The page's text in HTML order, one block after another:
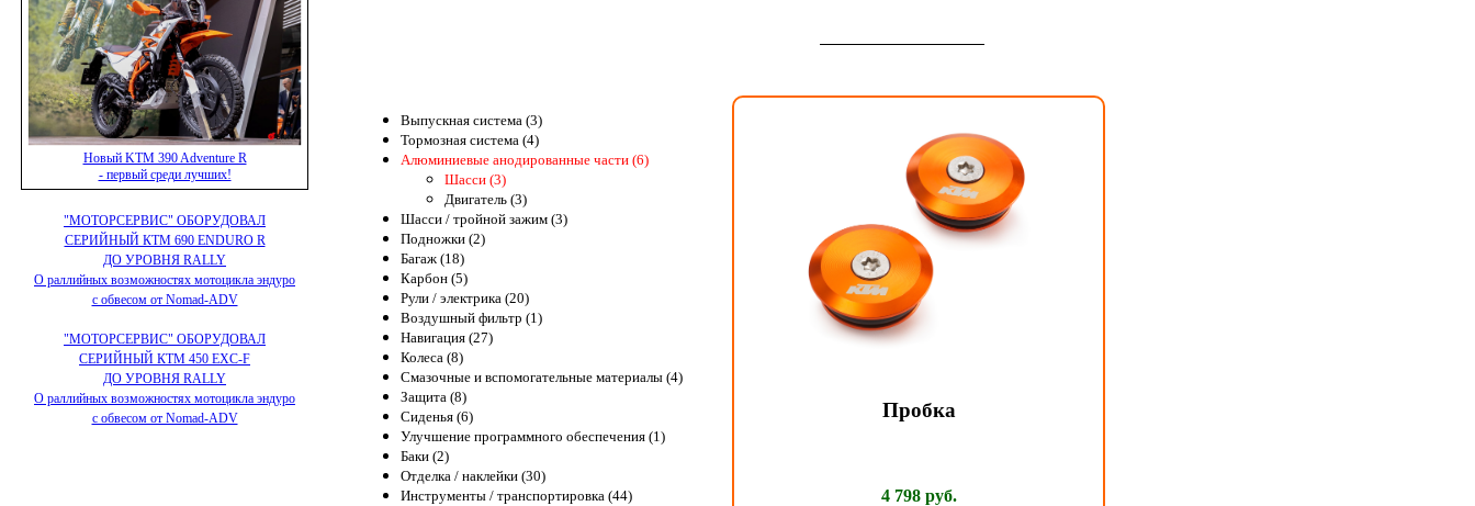
Новый KTM 390 Adventure R
- первый среди лучших!
"МОТОРСЕРВИС" ОБОРУДОВАЛ
СЕРИЙНЫЙ КТМ 690 ENDURO R
ДО УРОВНЯ RALLY
О раллийных возможностях мотоцикла эндуро
с обвесом от Nomad-ADV
"МОТОРСЕРВИС" ОБОРУДОВАЛ
СЕРИЙНЫЙ КТМ 450 EXC-F
ДО УРОВНЯ RALLY
О раллийных возможностях мотоцикла эндуро
с обвесом от Nomad-ADV
Выпускная система (3)
Тормозная система (4)
Алюминиевые анодированные части (6)
Шасси (3)
Двигатель (3)
Шасси / тройной зажим (3)
Подножки (2)
Багаж (18)
Карбон (5)
Рули / электрика (20)
Воздушный фильтр (1)
Навигация (27)
Колеса (8)
Смазочные и вспомогательные материалы (4)
Защита (8)
Сиденья (6)
Улучшение программного обеспечения (1)
Баки (2)
Отделка / наклейки (30)
Инструменты / транспортировка (44)
Пробка
4 798 руб.